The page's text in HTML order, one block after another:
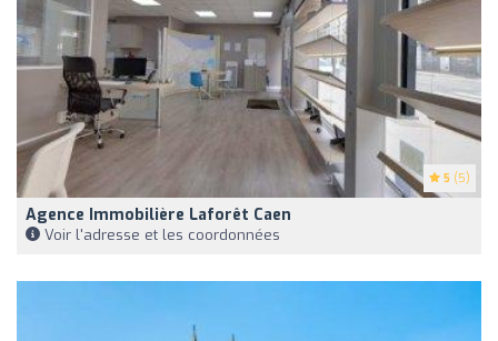
5 (5)
Agence Immobilière Laforêt Caen
Voir l'adresse et les coordonnées